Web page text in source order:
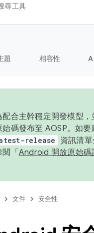
尋工具
題 相容性
配合主幹穩定開發模型
始碼發布至 AOSP。如
release
資訊清
「 Android 開放原始碼
文件 安全性